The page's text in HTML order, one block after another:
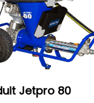
Jetpro 80